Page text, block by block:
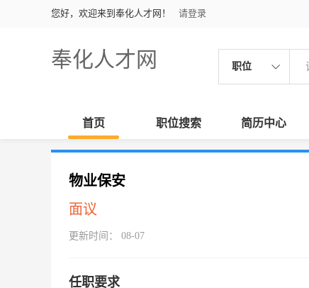
您好，欢迎来到奉化人才网！ 请登录
奉化人才网 职位
首页 职位搜索 简历中心
物业保安
面议
更新时间： 08-07
任职要求